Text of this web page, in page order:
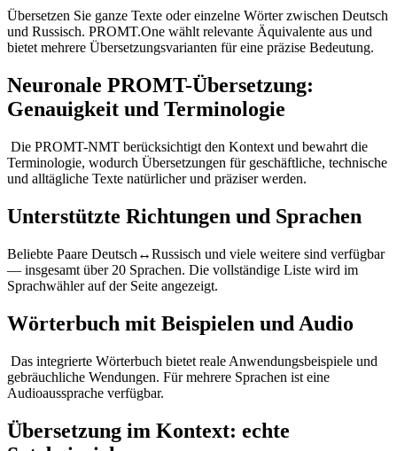
Übersetzen Sie ganze Texte oder einzelne Wörter zwischen Deutsch
und Russisch. PROMT.One wählt relevante Äquivalente aus und
bietet mehrere Übersetzungsvarianten für eine präzise Bedeutung.
Neuronale PROMT-Übersetzung:
Genauigkeit und Terminologie
Die PROMT-NMT berücksichtigt den Kontext und bewahrt die
Terminologie, wodurch Übersetzungen für geschäftliche, technische
und alltägliche Texte natürlicher und präziser werden.
Unterstützte Richtungen und Sprachen
Beliebte Paare Deutsch↔Russisch und viele weitere sind verfügbar
— insgesamt über 20 Sprachen. Die vollständige Liste wird im
Sprachwähler auf der Seite angezeigt.
Wörterbuch mit Beispielen und Audio
Das integrierte Wörterbuch bietet reale Anwendungsbeispiele und
gebräuchliche Wendungen. Für mehrere Sprachen ist eine
Audioaussprache verfügbar.
Übersetzung im Kontext: echte